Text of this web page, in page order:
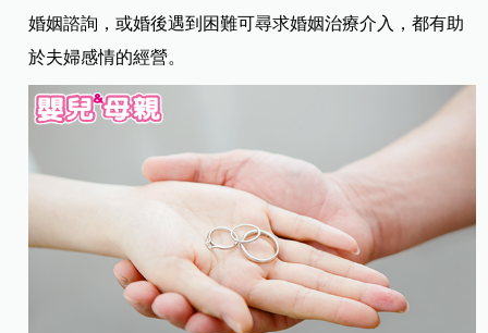
婚姻諮詢，或婚後遇到困難可尋求婚姻治療介入，都有助
於夫婦感情的經營。